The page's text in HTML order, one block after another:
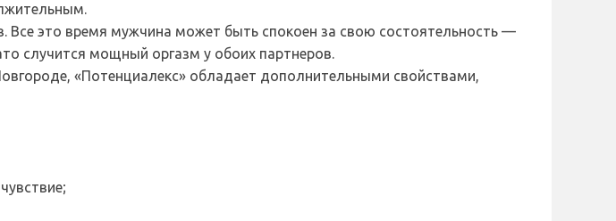
Все это время мужчина может быть спокоен за свою состоятельность —
случится мощный оргазм у обоих партнеров.
«Потенциалекс» обладает дополнительными свойствами,